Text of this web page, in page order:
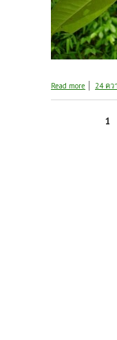
Read more about ช
24 คว
1